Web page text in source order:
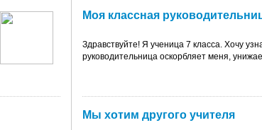
Моя классная
Здравствуйте! Я ученица 7 класса. Хочу
руководительница оскорбляет меня,
Мы хотим другого учителя